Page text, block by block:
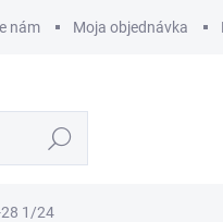
nám Moja objednávka
Hľadať
28 1/24